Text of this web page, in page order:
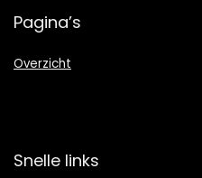
Pagina’s
Overzicht
Snelle links